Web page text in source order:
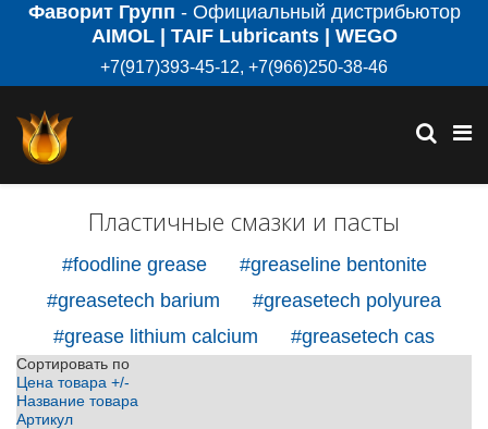
Фаворит Групп - Официальный дистрибьютор
AIMOL | TAIF Lubricants | WEGO
+7(917)393-45-12, +7(966)250-38-46
Пластичные смазки и пасты
#foodline grease
#greaseline bentonite
#greasetech barium
#greasetech polyurea
#grease lithium calcium
#greasetech cas
Сортировать по
Цена товара +/-
Название товара
Артикул